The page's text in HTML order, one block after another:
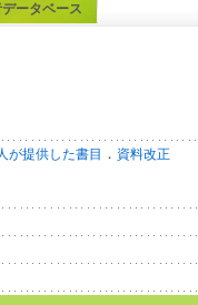
ータベース
が提供した書目 ． 資料改正